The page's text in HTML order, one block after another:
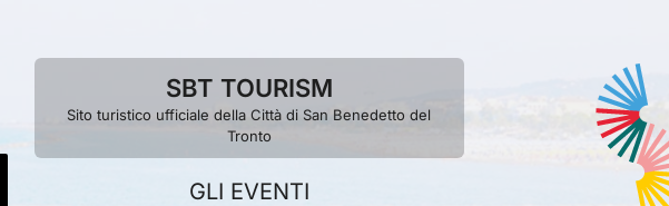
SBT TOURISM
Sito turistico ufficiale della Città di San Benedetto del
Tronto
GLI EVENTI